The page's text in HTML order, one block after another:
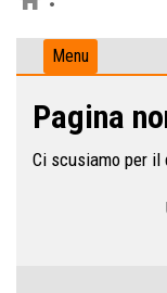
Menu
Pagina
Ci scusiamo per il